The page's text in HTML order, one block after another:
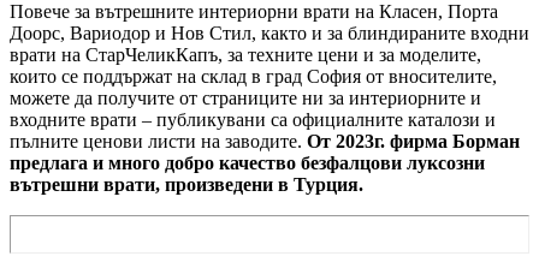
Повече за вътрешните интериорни врати на Класен, Порта
Доорс, Вариодор и Нов Стил, както и за блиндираните входни
врати на СтарЧеликКапъ, за техните цени и за моделите,
които се поддържат на склад в град София от вносителите,
можете да получите от страниците ни за интериорните и
входните врати – публикувани са официалните каталози и
пълните ценови листи на заводите. От 2023г. фирма Борман
предлага и много добро качество безфалцови луксозни
вътрешни врати, произведени в Турция.